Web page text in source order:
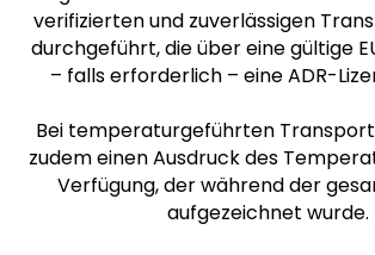
verifizierten und zuverlässigen
durchgeführt, die über eine gültige
– falls erforderlich – eine ADR-
Bei temperaturgeführten
zudem einen Ausdruck des
Verfügung, der während der
aufgezeichnet wurde.